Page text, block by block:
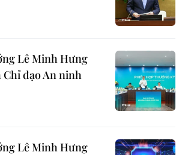
Lê Minh Hưng
đạo An ninh
Lê Minh Hưng